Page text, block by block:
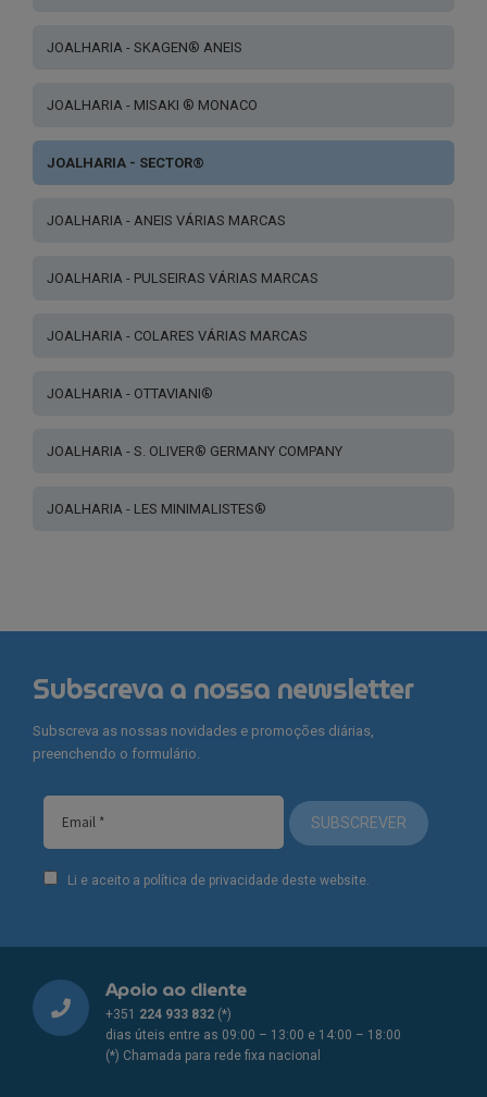
JOALHARIA - SKAGEN® ANEIS
JOALHARIA - MISAKI ® MONACO
JOALHARIA - SECTOR®
JOALHARIA - ANEIS VÁRIAS MARCAS
JOALHARIA - PULSEIRAS VÁRIAS MARCAS
JOALHARIA - COLARES VÁRIAS MARCAS
JOALHARIA - OTTAVIANI®
JOALHARIA - S. OLIVER® GERMANY COMPANY
JOALHARIA - LES MINIMALISTES®
Subscreva a nossa newsletter
Subscreva as nossas novidades e promoções diárias,
preenchendo o formulário.
SUBSCREVER
Li e aceito a política de privacidade deste website.
Apoio ao cliente
+351 224 933 832 (*)
dias úteis entre as 09:00 – 13:00 e 14:00 – 18:00
(*) Chamada para rede fixa nacional